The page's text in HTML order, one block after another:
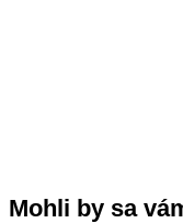
Mohli by sa